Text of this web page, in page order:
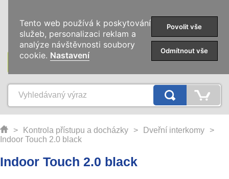
KATEGORIE
> Kontrola přístupu a docházky > Dveřní interkomy
>
Indoor Touch 2.0 black
Indoor Touch 2.0 black
Tento web používá k poskytování
služeb, personalizaci reklam a
analýze návštěvnosti soubory
cookie. Nastavení
Povolit vše
Odmítnout vše